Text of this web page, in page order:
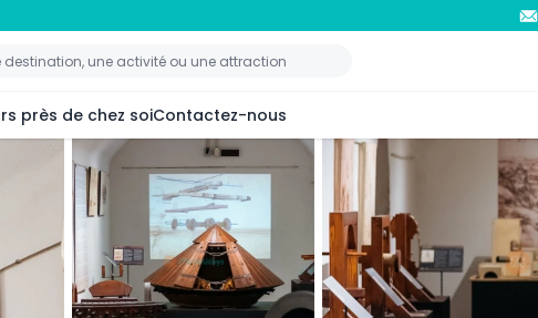
près de chez soiContactez-nous